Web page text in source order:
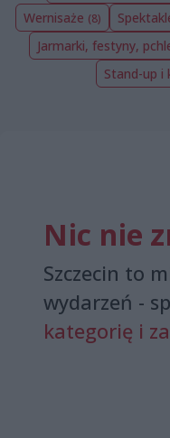
Wernisaże (8)
Jarmarki, festyny,
Stand-up i
Nic nie
Szczecin to
wydarzeń -
kategorię i